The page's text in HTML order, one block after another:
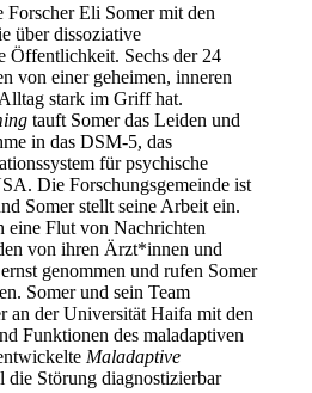
Forscher Eli Somer mit den
über dissoziative
Öffentlichkeit. Sechs der 24
von einer geheimen, inneren
stark im Griff hat.
tauft Somer das Leiden und
in das DSM-5, das
für psychische
Die Forschungsgemeinde ist
Somer stellt seine Arbeit ein.
eine Flut von Nachrichten
von ihren Ärzt*innen und
genommen und rufen Somer
Somer und sein Team
an der Universität Haifa mit den
Funktionen des maladaptiven
Maladaptive
die Störung diagnostizierbar